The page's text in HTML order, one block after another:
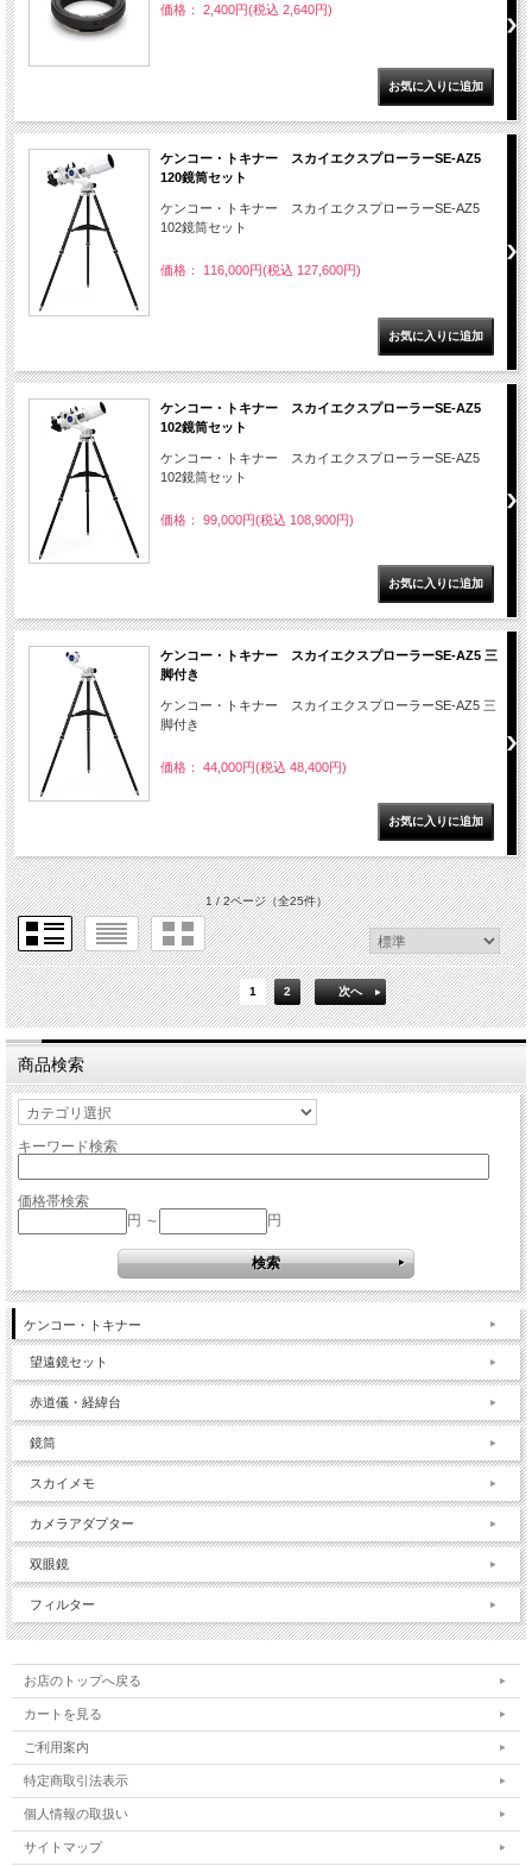
価格： 2,400円(税込 2,640円)
ケンコー・トキナー スカイエクスプローラーSE-AZ5
120鏡筒セット
ケンコー・トキナー スカイエクスプローラーSE-AZ5
102鏡筒セット
価格： 116,000円(税込 127,600円)
ケンコー・トキナー スカイエクスプローラーSE-AZ5
102鏡筒セット
ケンコー・トキナー スカイエクスプローラーSE-AZ5
102鏡筒セット
価格： 99,000円(税込 108,900円)
ケンコー・トキナー スカイエクスプローラーSE-AZ5 三
脚付き
ケンコー・トキナー スカイエクスプローラーSE-AZ5 三
脚付き
価格： 44,000円(税込 48,400円)
1 / 2ページ（全25件）
1 2 次へ
商品検索
キーワード検索
価格帯検索
円 ～
円
ケンコー・トキナー
望遠鏡セット
赤道儀・経緯台
鏡筒
スカイメモ
カメラアダプター
双眼鏡
フィルター
お店のトップへ戻る
カートを見る
ご利用案内
特定商取引法表示
個人情報の取扱い
サイトマップ